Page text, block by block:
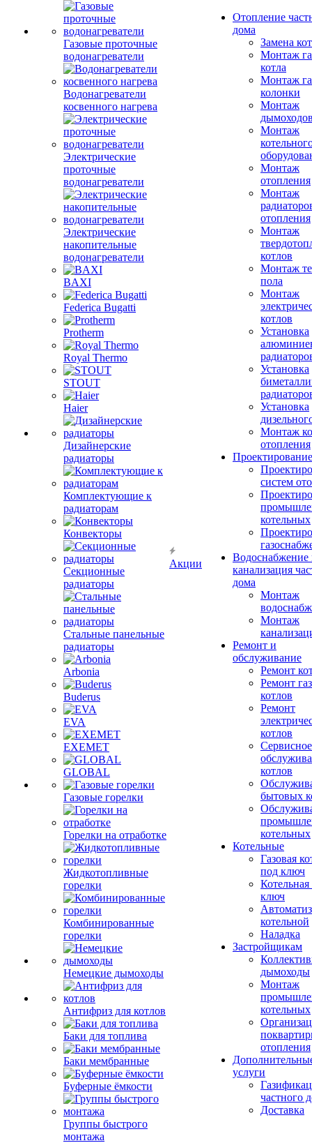
Газовые проточные
водонагреватели
Водонагреватели
косвенного нагрева
Электрические
проточные
водонагреватели
Электрические
накопительные
водонагреватели
BAXI
Federica Bugatti
Protherm
Royal Thermo
STOUT
Haier
Дизайнерские
радиаторы
Комплектующие к
радиаторам
Конвекторы
Секционные
радиаторы
Стальные панельные
радиаторы
Arbonia
Buderus
EVA
EXEMET
GLOBAL
Газовые горелки
Горелки на отработке
Жидкотопливные
горелки
Комбинированные
горелки
Немецкие дымоходы
Антифриз для котлов
Баки для топлива
Баки мембранные
Буферные ёмкости
Группы быстрого
монтажа
Акции
Отопление
дома
Замена
Монтаж
котла
Монтаж
колонки
Монтаж
Монтаж
Монтаж
отопления
Монтаж
отопления
Монтаж
котлов
Монтаж
пола
Монтаж
котлов
Установка
Установка
Установка
Монтаж
отопления
Проектирование
систем
котельных
Водоснабжение
канализация
дома
Монтаж
Монтаж
Ремонт и
обслуживание
Ремонт
Ремонт
котлов
Ремонт
котлов
Сервисное
котлов
бытовых
котельных
Котельные
Газовая
под ключ
ключ
котельной
Наладка
Застройщикам
дымоходы
Монтаж
котельных
отопления
услуги
частного
Доставка